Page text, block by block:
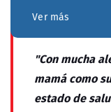
Ver más
"Con mucha
mamá como
estado de